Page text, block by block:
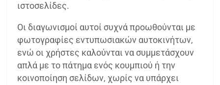
ιστοσελίδες.
Οι διαγωνισμοί αυτοί συχνά προωθούνται με
φωτογραφίες εντυπωσιακών αυτοκινήτων,
ενώ οι χρήστες καλούνται να συμμετάσχουν
απλά με το πάτημα ενός κουμπιού ή την
κοινοποίηση σελίδων, χωρίς να υπάρχει